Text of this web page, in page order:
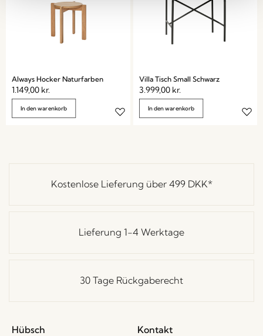
Always Hocker Naturfarben
1.149,00 kr.
In den warenkorb
Villa Tisch Small Schwarz
3.999,00 kr.
In den warenkorb
Kostenlose Lieferung über 499 DKK*
Lieferung 1-4 Werktage
30 Tage Rückgaberecht
Hübsch
Kontakt